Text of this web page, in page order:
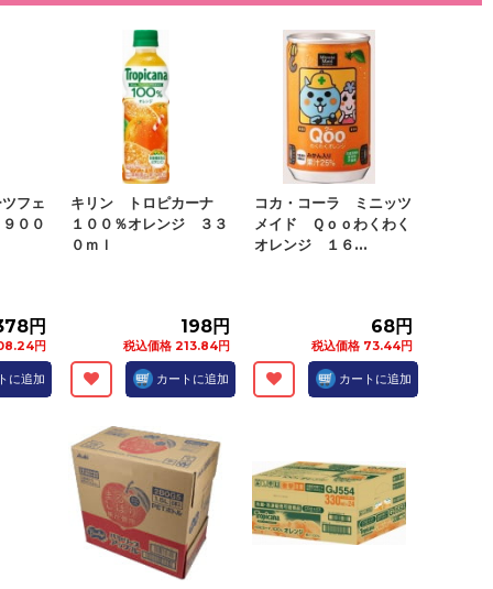
フェ
００
円
円
に追加
キリン トロピカーナ
１００％オレンジ ３３
０ｍｌ
198円
税込価格 213.84円
カートに追加
コカ・コーラ ミニッツ
メイド Ｑｏｏわくわく
オレンジ １６...
68円
税込価格 73.44円
カートに追加